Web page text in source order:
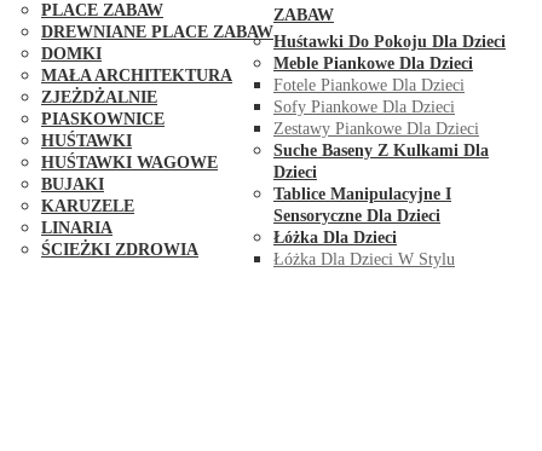
PLACE ZABAW
DREWNIANE PLACE ZABAW
DOMKI
MAŁA ARCHITEKTURA
ZJEŻDŻALNIE
PIASKOWNICE
HUŚTAWKI
HUŚTAWKI WAGOWE
BUJAKI
KARUZELE
LINARIA
ŚCIEŻKI ZDROWIA
ZABAW
Huśtawki Do Pokoju Dla Dzieci
Meble Piankowe Dla Dzieci
Fotele Piankowe Dla Dzieci
Sofy Piankowe Dla Dzieci
Zestawy Piankowe Dla Dzieci
Suche Baseny Z Kulkami Dla
Dzieci
Tablice Manipulacyjne I
Sensoryczne Dla Dzieci
Łóżka Dla Dzieci
Łóżka Dla Dzieci W Stylu